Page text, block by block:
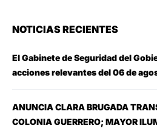
NOTICIAS RECIENTES
El Gabinete de Seguridad del
acciones relevantes del 06 de
ANUNCIA CLARA BRUGADA
COLONIA GUERRERO; MAYOR